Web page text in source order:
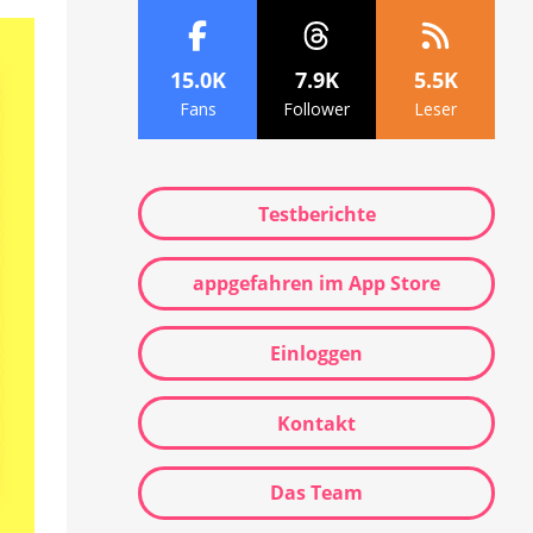
15.0K
Fans
7.9K
Follower
5.5K
Leser
Testberichte
appgefahren im App Store
Einloggen
Kontakt
Das Team